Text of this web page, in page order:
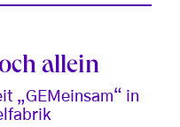
allein
„GEMeinsam“ in